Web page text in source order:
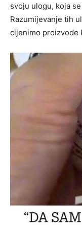
svoju ulogu, koja
Razumijevanje tih
cijenimo proizvode